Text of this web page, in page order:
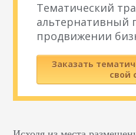
Тематический
альтернативный
продвижении
Заказать
свой